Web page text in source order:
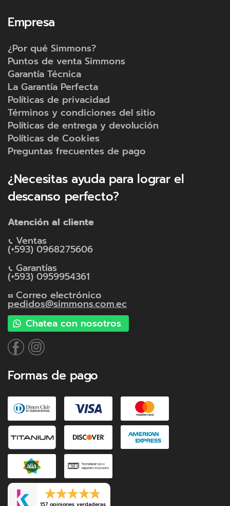
Empresa
¿Por qué Simmons?
Puntos de venta Simmons
Garantía Técnica
La Garantía Perfecta
Políticas de privacidad
Términos y condiciones del sitio
Políticas de entrega y devolución
Políticas de Cookies
Preguntas frecuentes de pago
¿Necesitas ayuda para lograr el
descanso perfecto?
Atención al cliente
Ventas
(+593) 0968275606
Garantías
(+593) 0959954361
Correo electrónico
pedidos@simmons.com.ec
Chatea con nosotros
Formas de pago
157 opiniones verdaderas